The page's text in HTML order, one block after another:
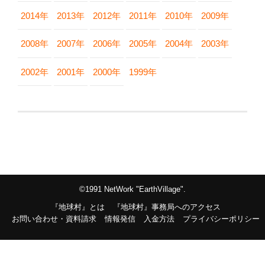
2014年 2013年 2012年 2011年 2010年 2009年
2008年 2007年 2006年 2005年 2004年 2003年
2002年 2001年 2000年 1999年
©1991 NetWork "EarthVillage".
『地球村』とは
『地球村』事務局へのアクセス
お問い合わせ・資料請求
情報発信 入金方法 プライバシーポリシー